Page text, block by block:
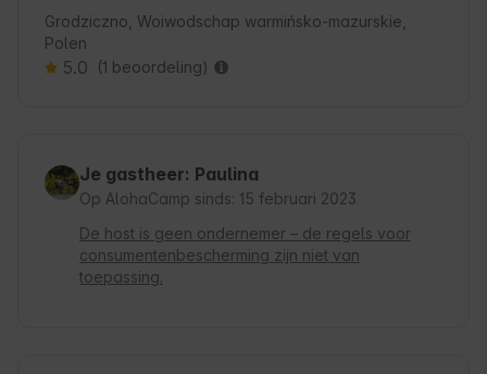
Grodziczno, Woiwodschap warmińsko-mazurskie,
Polen
5.0 (1 beoordeling)
Je gastheer: Paulina
Op AlohaCamp sinds: 15 februari 2023
De host is geen ondernemer – de regels voor
consumentenbescherming zijn niet van
toepassing.